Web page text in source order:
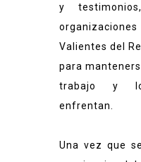
y
Valientes del
para
trabajo y
enfrentan.
Una vez que